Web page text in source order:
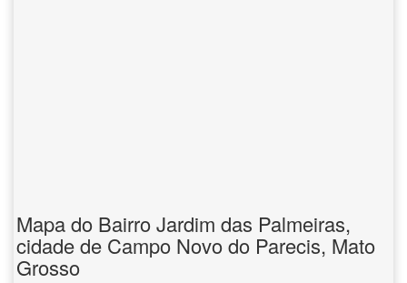
Mapa do Bairro Jardim das Palmeiras,
cidade de Campo Novo do Parecis, Mato
Grosso